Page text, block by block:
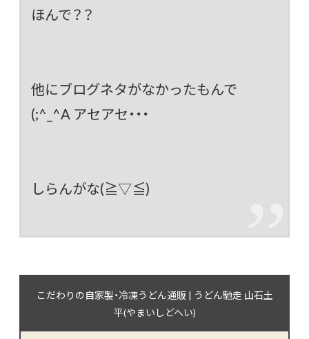
ほんで？？
他にブログネタがなかったもんで
(;^_^A アセアセ・・・
しらんがな(≧▽≦)
こだわりの自家製・冷凍うどん通販 | うどん馳走 山石土
平(やまいしどへい)